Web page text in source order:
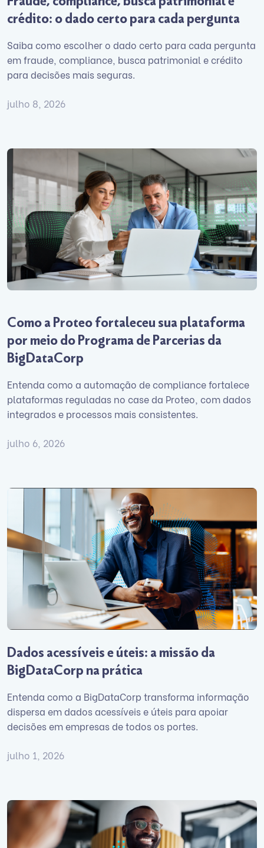
crédito: o dado certo para cada pergunta
Saiba como escolher o dado certo para cada pergunta
em fraude, compliance, busca patrimonial e crédito
para decisões mais seguras.
julho 8, 2026
Como a Proteo fortaleceu sua plataforma
por meio do Programa de Parcerias da
BigDataCorp
Entenda como a automação de compliance fortalece
plataformas reguladas no case da Proteo, com dados
integrados e processos mais consistentes.
julho 6, 2026
Dados acessíveis e úteis: a missão da
BigDataCorp na prática
Entenda como a BigDataCorp transforma informação
dispersa em dados acessíveis e úteis para apoiar
decisões em empresas de todos os portes.
julho 1, 2026